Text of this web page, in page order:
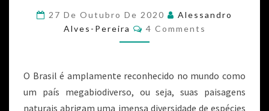
27 De Outubro De 2020
Alessandro
Alves-Pereira
4 Comments
O Brasil é amplamente reconhecido no mundo como
um país megabiodiverso, ou seja, suas paisagens
naturais abrigam uma imensa diversidade de espécies